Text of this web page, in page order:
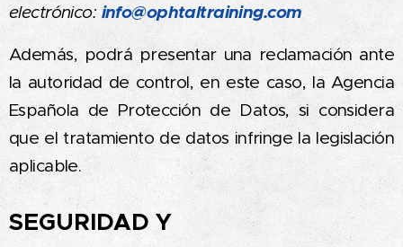
electrónico: info@ophtaltraining.com
Además, podrá presentar una reclamación ante
la autoridad de control, en este caso, la Agencia
Española de Protección de Datos, si considera
que el tratamiento de datos infringe la legislación
aplicable.
SEGURIDAD Y